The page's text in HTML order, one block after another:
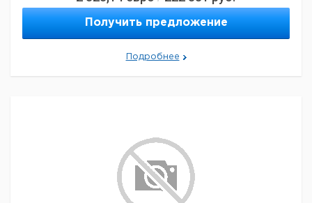
Получить предложение
Подробнее